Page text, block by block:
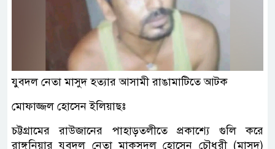
যুবদল নেতা মাসুদ হত্যার আসামী রাঙামাটিতে আটক
মোফাজ্জল হোসেন ইলিয়াছঃ
চট্টগ্রামের রাউজানের পাহাড়তলীতে প্রকাশ্যে গুলি করে
রাঙ্গুনিয়ার যুবদল নেতা মাকসুদুল হোসেন চৌধুরী (মাসুদ)